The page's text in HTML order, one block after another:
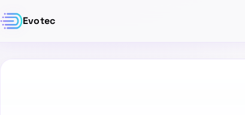
Evotec